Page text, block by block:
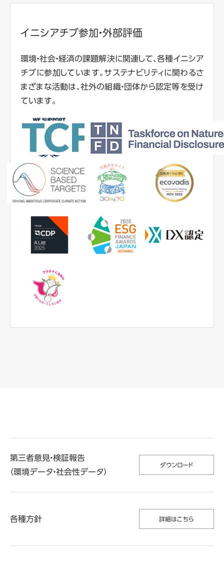
イニシアチブ参加・外部評価
環境・社会・経済の課題解決に関連して、各種イニシア
チブに参加しています。サステナビリティに関わるさ
まざまな活動は、社外の組織・団体から認定等を受け
ています。
第三者意見・検証報告
（環境データ・社会性データ）
ダウンロード
各種方針 詳細はこちら